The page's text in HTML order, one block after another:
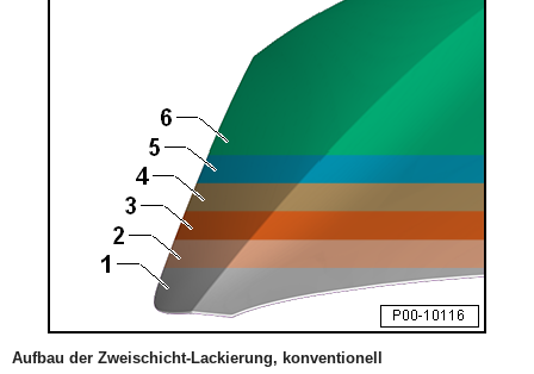
Aufbau der Zweischicht-Lackierung, konventionell